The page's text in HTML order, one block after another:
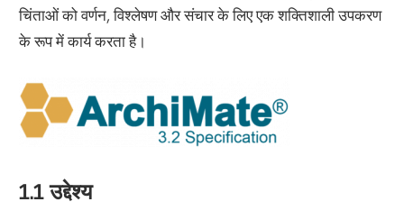
चिंताओं को वर्णन, विश्लेषण और संचार के लिए एक शक्तिशाली उपकरण
के रूप में कार्य करता है।
1.1 उद्देश्य